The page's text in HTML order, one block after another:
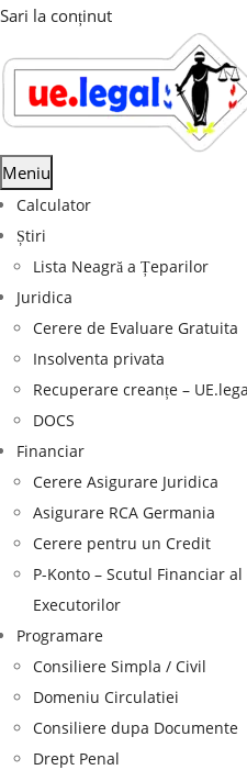
Sari la conținut
Meniu
Calculator
Știri
Lista Neagră a Țeparilor
Juridica
Cerere de Evaluare Gratuita
Insolventa privata
Recuperare creanțe –
DOCS
Financiar
Cerere Asigurare Juridica
Asigurare RCA Germania
Cerere pentru un Credit
P-Konto – Scutul Financiar
Executorilor
Programare
Consiliere Simpla / Civil
Domeniu Circulatiei
Consiliere dupa Documente
Drept Penal